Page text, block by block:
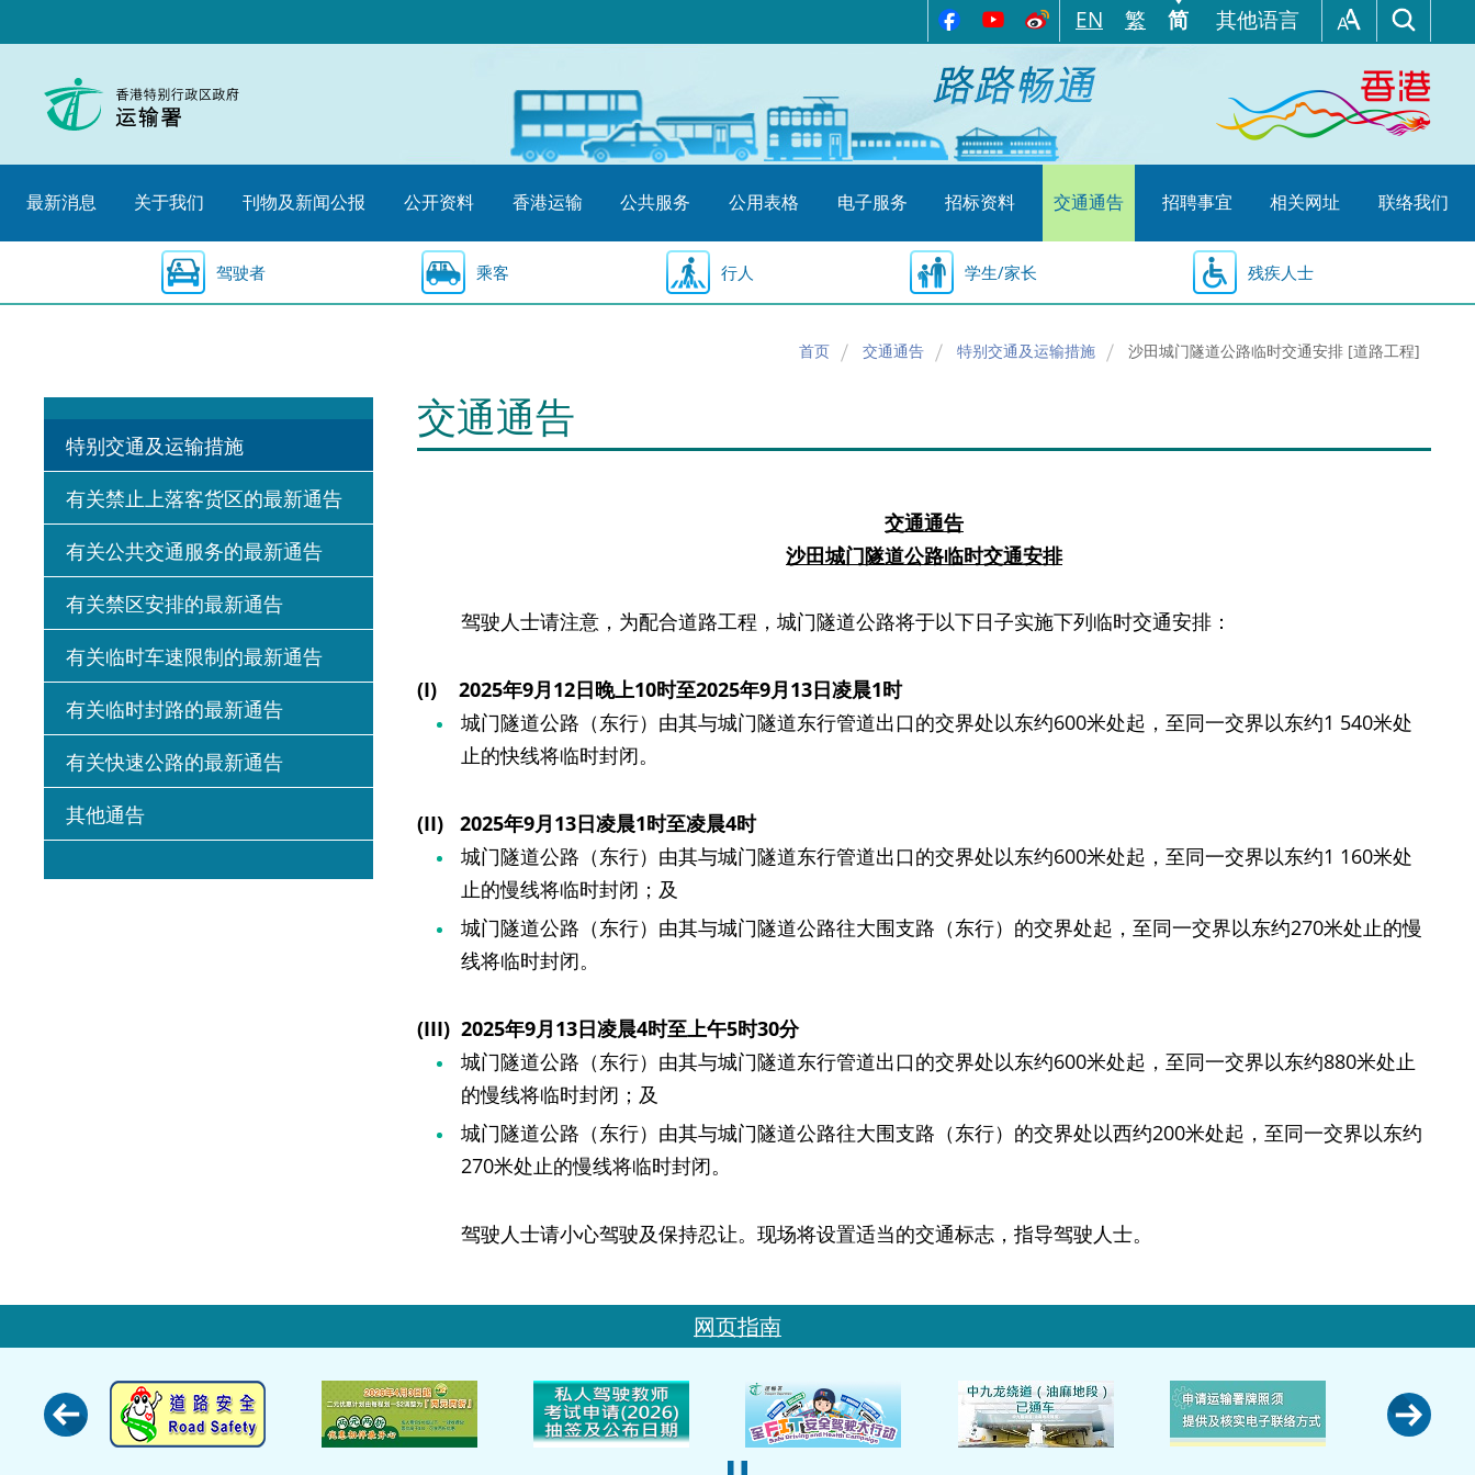
至
始
EN 繁 简 其他语言
最新消息 关于我们 刊物及新闻公报 公开资料 香港运输 公共服务 公用表格 电子服务 招标资料 交通通告 招聘事宜 相关网址 联络我们
驾驶者 乘客 行人 学生/家长 残疾人士
首页 交通通告 特别交通及运输措施 沙田城门隧道公路临时交通安排 [道路工程]
特别交通及运输措施
有关禁止上落客货区的最新通告
有关公共交通服务的最新通告
有关禁区安排的最新通告
有关临时车速限制的最新通告
有关临时封路的最新通告
有关快速公路的最新通告
其他通告
交通通告
交通通告
沙田城门隧道公路临时交通安排
驾驶人士请注意，为配合道路工程，城门隧道公路将于以下日子实施下列临时交通安排：
(I) 2025年9月12日晚上10时至2025年9月13日凌晨1时
城门隧道公路（东行）由其与城门隧道东行管道出口的交界处以东约600米处起，至同一交界以东约1 540米处
止的快线将临时封闭。
(II) 2025年9月13日凌晨1时至凌晨4时
城门隧道公路（东行）由其与城门隧道东行管道出口的交界处以东约600米处起，至同一交界以东约1 160米处
止的慢线将临时封闭；及
城门隧道公路（东行）由其与城门隧道公路往大围支路（东行）的交界处起，至同一交界以东约270米处止的慢
线将临时封闭。
(III) 2025年9月13日凌晨4时至上午5时30分
城门隧道公路（东行）由其与城门隧道东行管道出口的交界处以东约600米处起，至同一交界以东约880米处止
的慢线将临时封闭；及
城门隧道公路（东行）由其与城门隧道公路往大围支路（东行）的交界处以西约200米处起，至同一交界以东约
270米处止的慢线将临时封闭。
驾驶人士请小心驾驶及保持忍让。现场将设置适当的交通标志，指导驾驶人士。
网页指南